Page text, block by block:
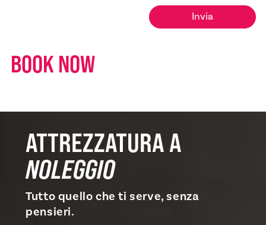
BOOK NOW
ATTREZZATURA A
NOLEGGIO
Tutto quello che ti serve, senza
pensieri.